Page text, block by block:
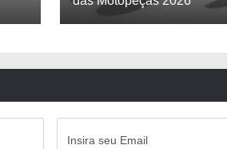
Insira seu Email